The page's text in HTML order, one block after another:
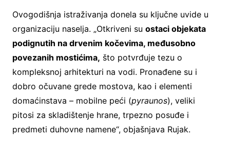
Ovogodišnja istraživanja donela su ključne uvide u
organizaciju naselja. „Otkriveni su ostaci objekata
podignutih na drvenim kočevima, međusobno
povezanih mostićima, što potvrđuje tezu o
kompleksnoj arhitekturi na vodi. Pronađene su i
dobro očuvane grede mostova, kao i elementi
domaćinstava – mobilne peći (pyraunos), veliki
pitosi za skladištenje hrane, trpezno posuđe i
predmeti duhovne namene“, objašnjava Rujak.